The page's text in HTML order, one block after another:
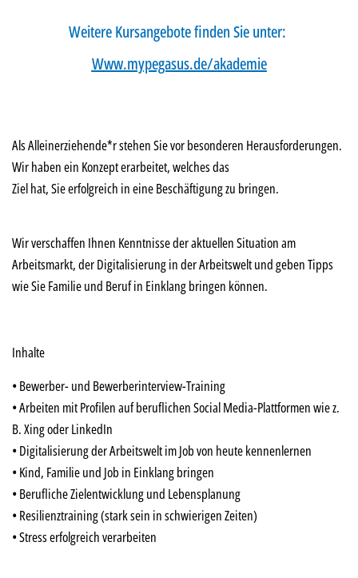
Weitere Kursangebote finden Sie unter:
www.mypegasus.de/akademie
Als Alleinerziehende*r stehen Sie vor besonderen Herausforderungen.
Wir haben ein Konzept erarbeitet, welches das
Ziel hat, Sie erfolgreich in eine Beschäftigung zu bringen.
Wir verschaffen Ihnen Kenntnisse der aktuellen Situation am
Arbeitsmarkt, der Digitalisierung in der Arbeitswelt und geben Tipps
wie Sie Familie und Beruf in Einklang bringen können.
Inhalte
• Bewerber- und Bewerberinterview-Training
• Arbeiten mit Profilen auf beruflichen Social Media-Plattformen wie z.
B. Xing oder LinkedIn
• Digitalisierung der Arbeitswelt im Job von heute kennenlernen
• Kind, Familie und Job in Einklang bringen
• Berufliche Zielentwicklung und Lebensplanung
• Resilienztraining (stark sein in schwierigen Zeiten)
• Stress erfolgreich verarbeiten